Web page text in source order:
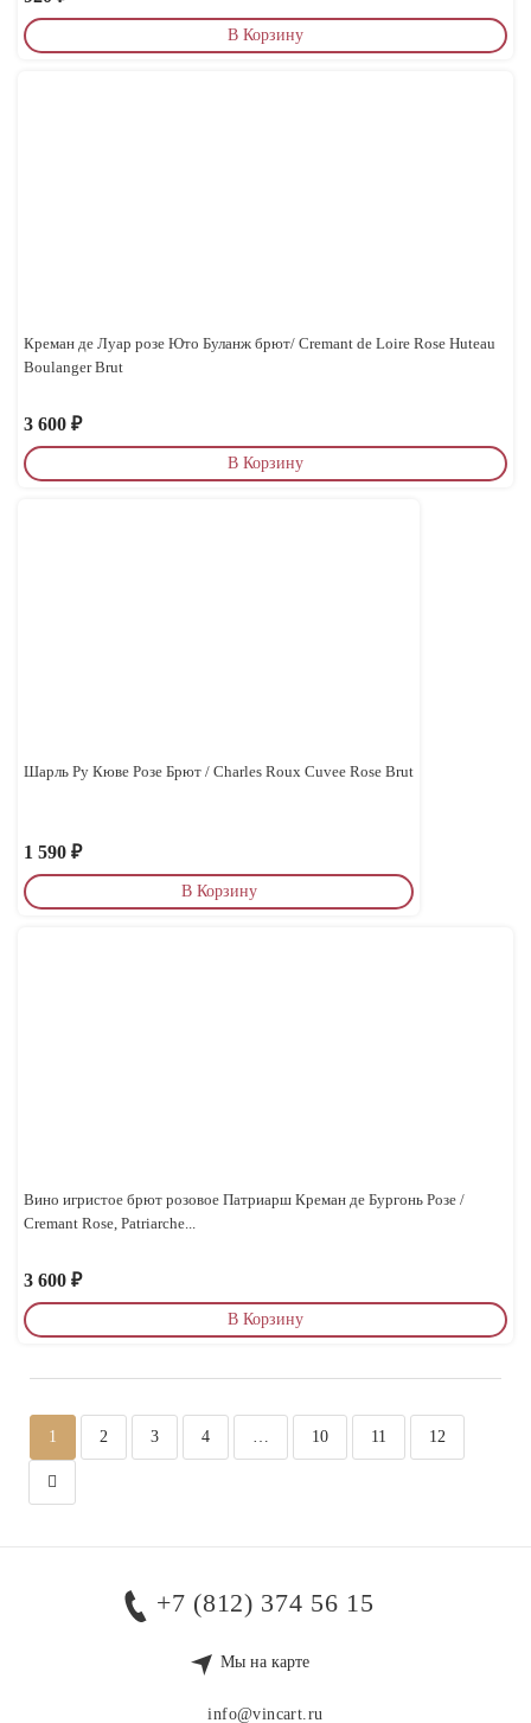
В Корзину
Креман де Луар розе Юто Буланж брют/ Cremant de Loire Rose Huteau
Boulanger Brut
3 600 ₽
В Корзину
Шарль Ру Кюве Розе Брют / Charles Roux Cuvee Rose Brut
1 590 ₽
В Корзину
Вино игристое брют розовое Патриарш Креман де Бургонь Розе /
Cremant Rose, Patriarche...
3 600 ₽
В Корзину
1 2 3 4 … 10 11 12
+7 (812) 374 56 15
Мы на карте
info@vincart.ru